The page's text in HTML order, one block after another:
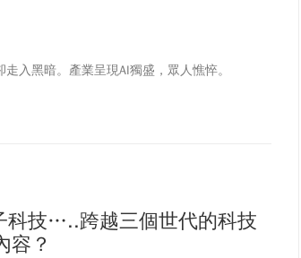
入黑暗。產業呈現AI獨盛，眾人憔悴。
科技…..跨越三個世代的科技
容？